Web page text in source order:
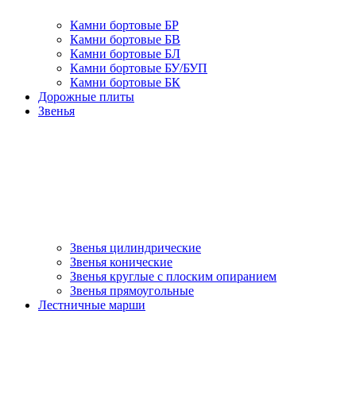
Камни бортовые БР
Камни бортовые БВ
Камни бортовые БЛ
Камни бортовые БУ/БУП
Камни бортовые БК
Дорожные плиты
Звенья
Звенья цилиндрические
Звенья конические
Звенья круглые с плоским опиранием
Звенья прямоугольные
Лестничные марши